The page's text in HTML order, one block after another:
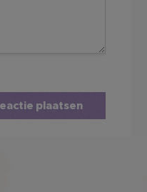
plaatsen